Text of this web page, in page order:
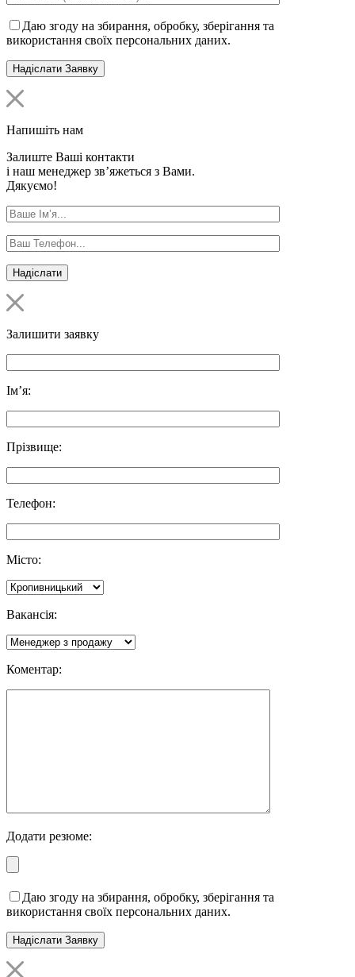
Даю згоду на збирання, обробку, зберігання та
використання своїх персональних даних.
Напишіть нам
Залиште Ваші контакти
і наш менеджер зв’яжеться з Вами.
Дякуємо!
Залишити заявку
Ім’я:
Прізвище:
Телефон:
Місто:
Вакансія:
Коментар:
Додати резюме:
Даю згоду на збирання, обробку, зберігання та
використання своїх персональних даних.